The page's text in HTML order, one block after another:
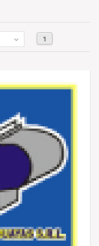
1